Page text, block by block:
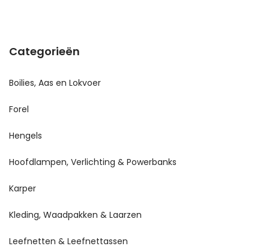
Categorieën
Boilies, Aas en Lokvoer
Forel
Hengels
Hoofdlampen, Verlichting & Powerbanks
Karper
Kleding, Waadpakken & Laarzen
Leefnetten & Leefnettassen